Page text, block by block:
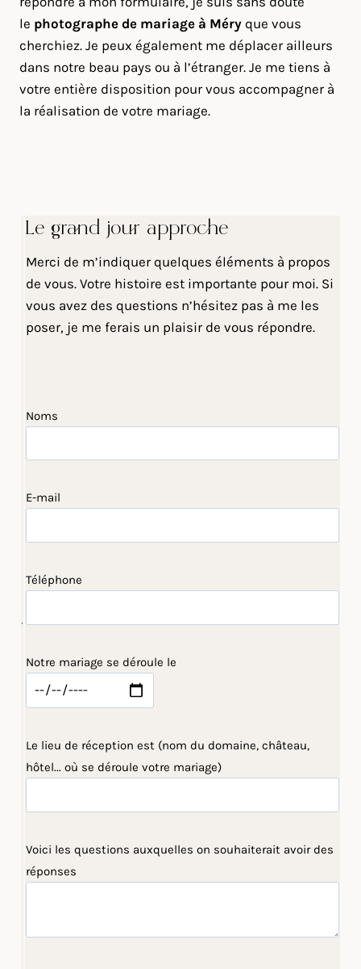
le photographe de mariage à Méry que vous
cherchiez. Je peux également me déplacer ailleurs
dans notre beau pays ou à l’étranger. Je me tiens à
votre entière disposition pour vous accompagner à
la réalisation de votre mariage.
Le grand jour approche
Merci de m’indiquer quelques éléments à propos
de vous. Votre histoire est importante pour moi. Si
vous avez des questions n’hésitez pas à me les
poser, je me ferais un plaisir de vous répondre.
Noms
E-mail
Téléphone
Notre mariage se déroule le
Le lieu de réception est (nom du domaine, château,
hôtel... où se déroule votre mariage)
Voici les questions auxquelles on souhaiterait avoir des
réponses